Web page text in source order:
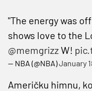
"The energy was
shows love to the
@memgrizzW!
— NBA (@NBA)January
Američku himnu,